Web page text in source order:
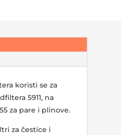
koristi se za
5911, na
za pare i plinove.
za čestice i